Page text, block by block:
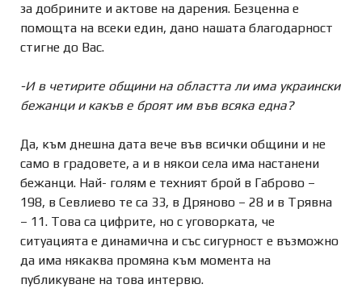
за добрините и актове на дарения. Безценна е
помощта на всеки един, дано нашата благодарност
стигне до Вас.
-И в четирите общини на областта ли има украински
бежанци и какъв е броят им във всяка една?
Да, към днешна дата вече във всички общини и не
само в градовете, а и в някои села има настанени
бежанци. Най- голям е техният брой в Габрово –
198, в Севлиево те са 33, в Дряново – 28 и в Трявна
– 11. Това са цифрите, но с уговорката, че
ситуацията е динамична и със сигурност е възможно
да има някаква промяна към момента на
публикуване на това интервю.